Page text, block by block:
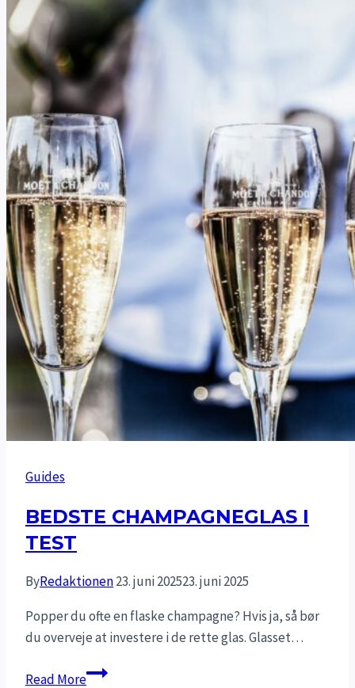
test
Guides
BEDSTE CHAMPAGNEGLAS I
TEST
ByRedaktionen23. juni 202523. juni 2025
Popper du ofte en flaske champagne? Hvis ja, så bør
du overveje at investere i de rette glas. Glasset…
Read MoreBedste